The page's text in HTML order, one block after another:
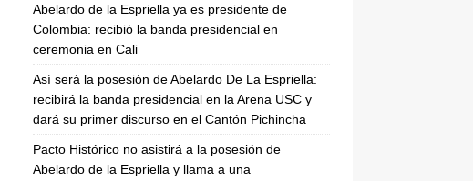
Abelardo de la Espriella ya es presidente de
Colombia: recibió la banda presidencial en
ceremonia en Cali
Así será la posesión de Abelardo De La Espriella:
recibirá la banda presidencial en la Arena USC y
dará su primer discurso en el Cantón Pichincha
Pacto Histórico no asistirá a la posesión de
Abelardo de la Espriella y llama a una